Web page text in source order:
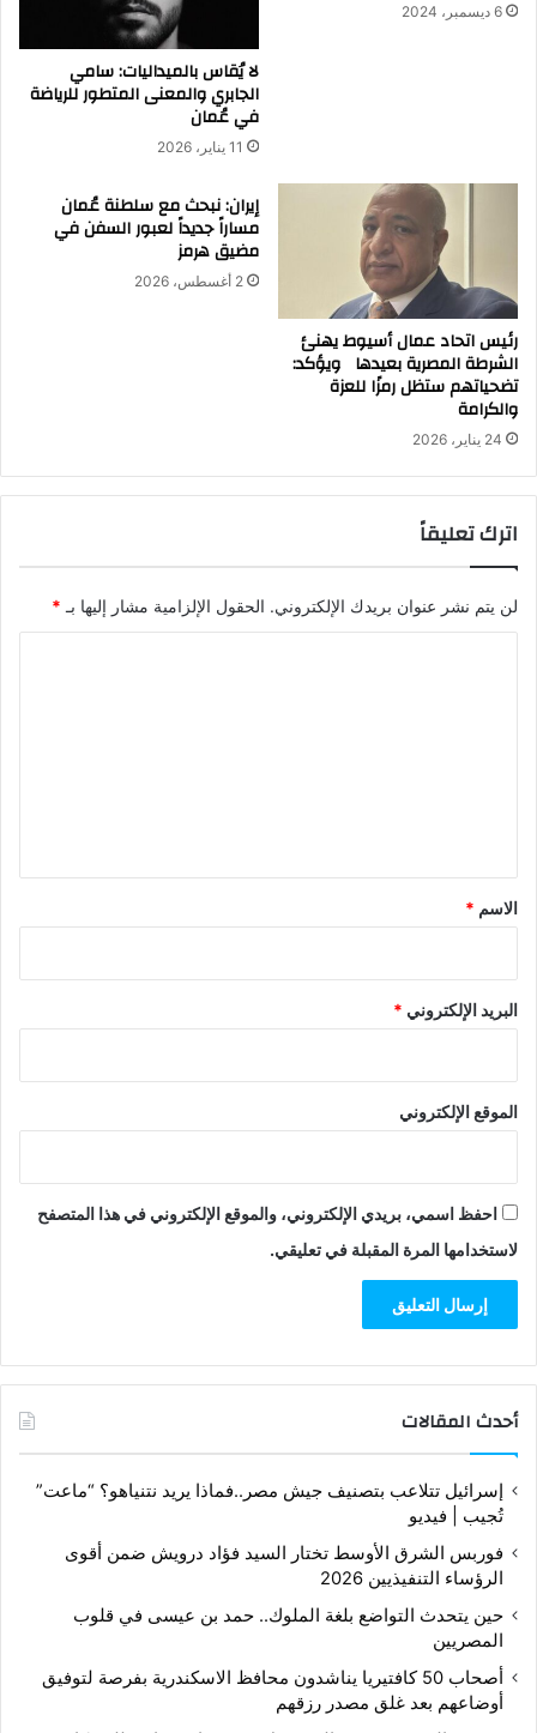
6 ديسمبر، 2024
لا يُقاس بالميداليات: سامي
الجابري والمعنى المتطور للرياضة
في عُمان
11 يناير، 2026
رئيس اتحاد عمال أسيوط يهنئ
الشرطة المصرية بعيدها ويؤكد:
تضحياتهم ستظل رمزًا للعزة
والكرامة
24 يناير، 2026
إيران: نبحث مع سلطنة عُمان
مساراً جديداً لعبور السفن في
مضيق هرمز
2 أغسطس، 2026
اترك تعليقاً
لن يتم نشر عنوان بريدك الإلكتروني. الحقول الإلزامية مشار إليها بـ *
*
الاسم *
البريد الإلكتروني *
الموقع الإلكتروني
احفظ اسمي، بريدي الإلكتروني، والموقع الإلكتروني في هذا المتصفح
لاستخدامها المرة المقبلة في تعليقي.
أحدث المقالات
إسرائيل تتلاعب بتصنيف جيش مصر..فماذا يريد نتنياهو؟ “ماعت”
تُجيب | فيديو
فوربس الشرق الأوسط تختار السيد فؤاد درويش ضمن أقوى
الرؤساء التنفيذيين 2026
حين يتحدث التواضع بلغة الملوك.. حمد بن عيسى في قلوب
المصريين
أصحاب 50 كافتيريا يناشدون محافظ الاسكندرية بفرصة لتوفيق
أوضاعهم بعد غلق مصدر رزقهم